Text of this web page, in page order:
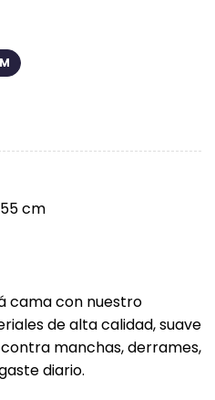
cm
cama con nuestro
de alta calidad, suave
manchas, derrames,
diario.